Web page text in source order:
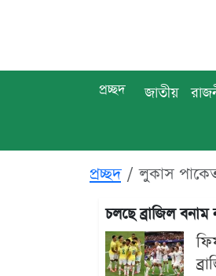
প্রচ্ছদ জাতীয়
প্রচ্ছদ লুকাস
চলছে ব্রাজিল